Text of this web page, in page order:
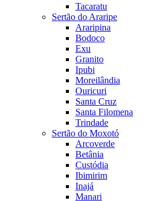
Tacaratu
Sertão do Araripe
Araripina
Bodoco
Exu
Granito
Ipubi
Moreilândia
Ouricuri
Santa Cruz
Santa Filomena
Trindade
Sertão do Moxotó
Arcoverde
Betânia
Custódia
Ibimirim
Inajá
Manari